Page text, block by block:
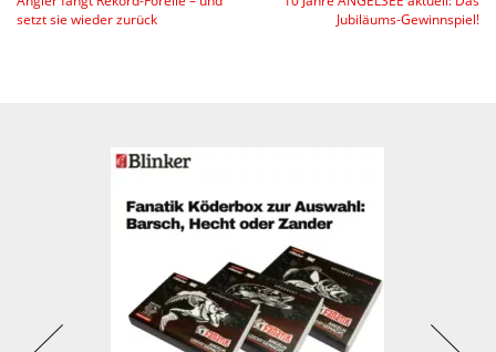
setzt sie wieder zurück
Jubiläums-Gewinnspiel!